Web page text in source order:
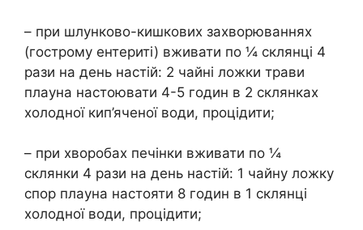
– при шлунково-кишкових захворюваннях
(гострому ентериті) вживати по ¼ склянці 4
рази на день настій: 2 чайні ложки трави
плауна настоювати 4-5 годин в 2 склянках
холодної кип’яченої води, процідити;
– при хворобах печінки вживати по ¼
склянки 4 рази на день настій: 1 чайну ложку
спор плауна настояти 8 годин в 1 склянці
холодної води, процідити;